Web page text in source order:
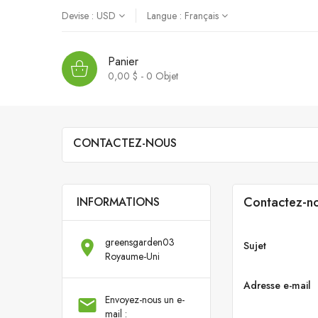
Devise : USD Langue : Français
Panier
0,00 $ - 0 Objet
CONTACTEZ-NOUS
INFORMATIONS

greensgarden03
Royaume-Uni
 Envoyez-nous un e-
mail :
Contactez-
Sujet
Adresse e-mail